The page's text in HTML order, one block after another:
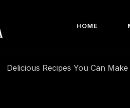
HOME
Delicious Recipes You Can